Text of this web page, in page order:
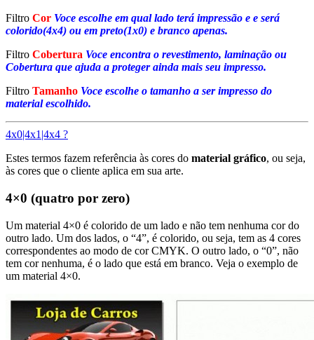
Filtro Cor Voce escolhe em qual lado terá impressão e e será
colorido(4x4) ou em preto(1x0) e branco apenas.
Filtro Cobertura Voce encontra o revestimento, laminação ou
Cobertura que ajuda a proteger ainda mais seu impresso.
Filtro Tamanho Voce escolhe o tamanho a ser impresso do
material escolhido.
4x0|4x1|4x4 ?
Estes termos fazem referência às cores do material gráfico, ou seja,
às cores que o cliente aplica em sua arte.
4×0 (quatro por zero)
Um material 4×0 é colorido de um lado e não tem nenhuma cor do
outro lado. Um dos lados, o “4”, é colorido, ou seja, tem as 4 cores
correspondentes ao modo de cor CMYK. O outro lado, o “0”, não
tem cor nenhuma, é o lado que está em branco. Veja o exemplo de
um material 4×0.